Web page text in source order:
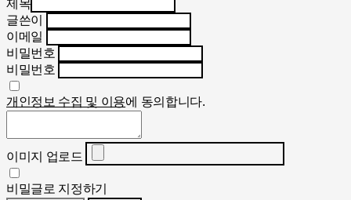
제목
글쓴이
이메일
비밀번호
비밀번호
개인정보 수집 및 이용에 동의합니다.
이미지 업로드
비밀글로 지정하기